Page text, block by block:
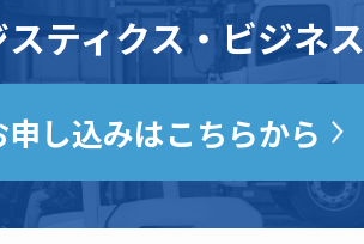
ティクス・ビジネス
し込みはこちらから